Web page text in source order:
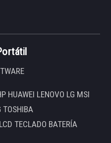
HUAWEI LENOVO LG MSI
TOSHIBA
TECLADO BATERÍA